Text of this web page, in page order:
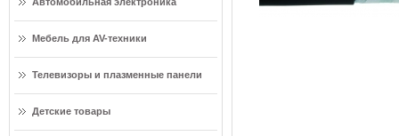
Мебель для AV-техники
Телевизоры и плазменные панели
Детские товары